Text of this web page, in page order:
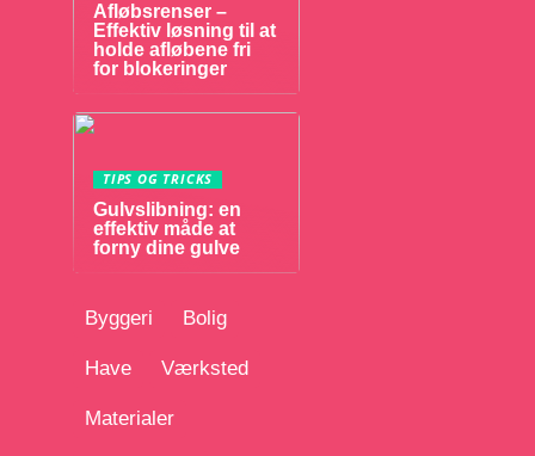
Afløbsrenser –
Effektiv løsning til at
holde afløbene fri
for blokeringer
TIPS OG TRICKS
Gulvslibning: en
effektiv måde at
forny dine gulve
Byggeri Bolig
Have Værksted
Materialer